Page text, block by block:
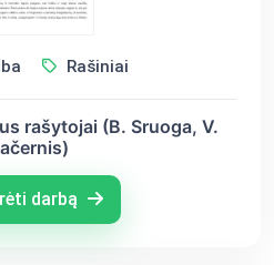
Rašiniai
rašytojai (B. Sruoga, V.
darbą